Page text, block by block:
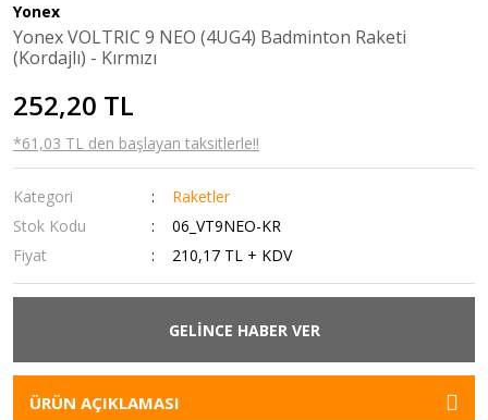
Yonex
Yonex VOLTRIC 9 NEO (4UG4) Badminton Raketi
(Kordajlı) - Kırmızı
252,20 TL
*61,03 TL den başlayan taksitlerle!!
Kategori
Raketler
Stok Kodu
06_VT9NEO-KR
Fiyat
210,17 TL + KDV
GELİNCE HABER VER
ÜRÜN AÇIKLAMASI